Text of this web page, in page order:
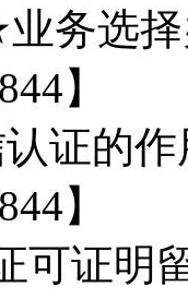
务选
】
证的
】
可证明